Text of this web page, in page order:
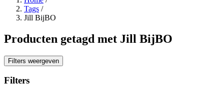
Tags /
Jill BijBO
Producten getagd met Jill BijBO
Filters weergeven
Filters